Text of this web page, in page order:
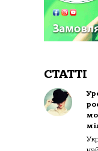
СТАТТІ